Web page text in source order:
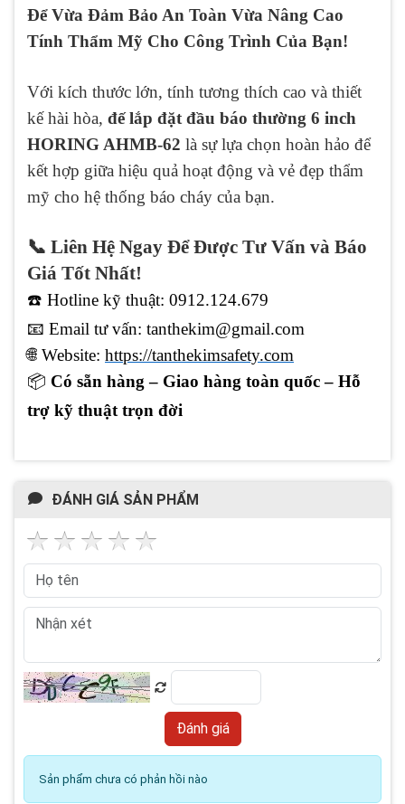
Để Vừa Đảm Bảo An Toàn Vừa Nâng Cao
Tính Thẩm Mỹ Cho Công Trình Của Bạn!
Với kích thước lớn, tính tương thích cao và thiết
kế hài hòa, đế lắp đặt đầu báo thường 6 inch
HORING AHMB-62 là sự lựa chọn hoàn hảo để
kết hợp giữa hiệu quả hoạt động và vẻ đẹp thẩm
mỹ cho hệ thống báo cháy của bạn.
📞 Liên Hệ Ngay Để Được Tư Vấn và Báo
Giá Tốt Nhất!
☎️ Hotline kỹ thuật: 0912.124.679
📧 Email tư vấn: tanthekim@gmail.com
🌐 Website: https://tanthekimsafety.com
📦 Có sẵn hàng – Giao hàng toàn quốc – Hỗ
trợ kỹ thuật trọn đời
ĐÁNH GIÁ SẢN PHẨM
Sản phẩm chưa có phản hồi nào